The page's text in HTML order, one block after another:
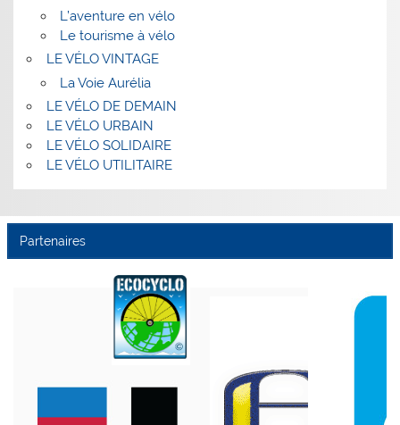
L’aventure en vélo
Le tourisme à vélo
LE VÉLO VINTAGE
La Voie Aurélia
LE VÉLO DE DEMAIN
LE VÉLO URBAIN
LE VÉLO SOLIDAIRE
LE VÉLO UTILITAIRE
Partenaires